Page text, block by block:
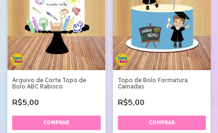
Arquivo de Corte Topo de
Bolo ABC Rabisco
R$5,00
Topo de Bolo Formatura
Camadas
R$5,00